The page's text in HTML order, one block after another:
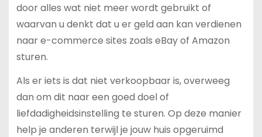
door alles wat niet meer wordt gebruikt of
waarvan u denkt dat u er geld aan kan verdienen
naar e-commerce sites zoals eBay of Amazon
sturen.
Als er iets is dat niet verkoopbaar is, overweeg
dan om dit naar een goed doel of
liefdadigheidsinstelling te sturen. Op deze manier
help je anderen terwijl je jouw huis opgeruimd